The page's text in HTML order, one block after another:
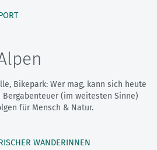
Bikepark: Wer mag, kann sich heute
(im weitesten Sinne)
für Mensch & Natur.
WANDERINNEN